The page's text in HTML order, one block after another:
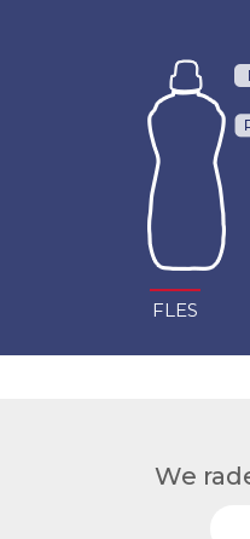
FLES
We